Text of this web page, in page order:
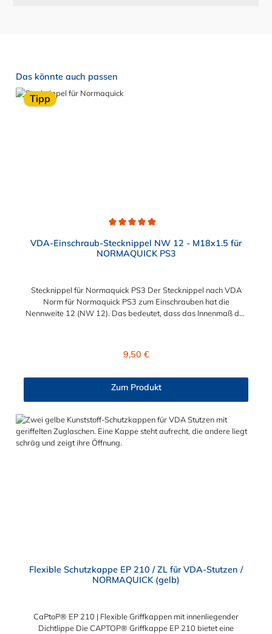
Produktgalerie überspringen
Das könnte auch passen
Tipp
VDA-Einschraub-Stecknippel NW 12 - M18x1.5 für
NORMAQUICK PS3
Stecknippel für Normaquick PS3 Der Stecknippel nach VDA
Norm für Normaquick PS3 zum Einschrauben hat die
Nennweite 12 (NW 12). Das bedeutet, dass das Innenmaß des
Sechskant) nicht zusätzlich abgedichtet werden. Nachfolgend
Einschraubstutzen nach VDA-Norm (passend für
medienführenden Leitungen im Bereich von Temperier-
Systemen (Kühlerleitungen/Heizleitungen), Ladeluft-Systemen
und Kraftstoff-Systemen kommen diese Stecksysteme zum
Regulärer Preis:
9,50 €
Zum Produkt
Flexible Schutzkappe EP 210 / ZL für VDA-Stutzen /
NORMAQUICK (gelb)
CaPtoP® EP 210 | Flexible Griffkappen mit innenliegender
Dichtlippe Die CAPTOP® Griffkappe EP 210 bietet eine